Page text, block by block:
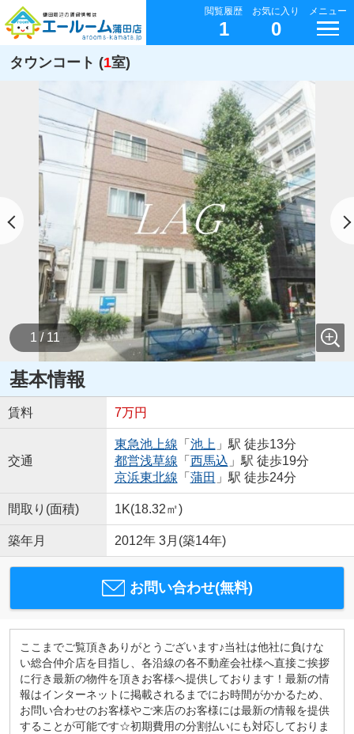
閲覧履歴
1
お気に入り
0
メニュー
タウンコート (1室)
1 / 11
基本情報
賃料 7万円
交通
東急池上線 「 池上 」駅 徒歩13分
都営浅草線 「 西馬込 」駅 徒歩19分
京浜東北線 「 蒲田 」駅 徒歩24分
間取り(面積) 1K(18.32㎡)
築年月 2012年 3月(築14年)
お問い合わせ(無料)
ここまでご覧頂きありがとうございます♪当社は他社に負けな
い総合仲介店を目指し、各沿線の各不動産会社様へ直接ご挨拶
に行き最新の物件を頂きお客様へ提供しております！最新の情
報はインターネットに掲載されるまでにお時間がかかるため、
お問い合わせのお客様やご来店のお客様には最新の情報を提供
することが可能です☆初期費用の分割払いにも対応しておりま